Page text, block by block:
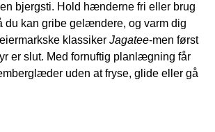
bjergsti. Hold hænderne fri eller brug
du kan gribe gelændere, og varm dig
klassiker Jagatee-men først
er slut. Med fornuftig planlægning får
uden at fryse, glide eller gå